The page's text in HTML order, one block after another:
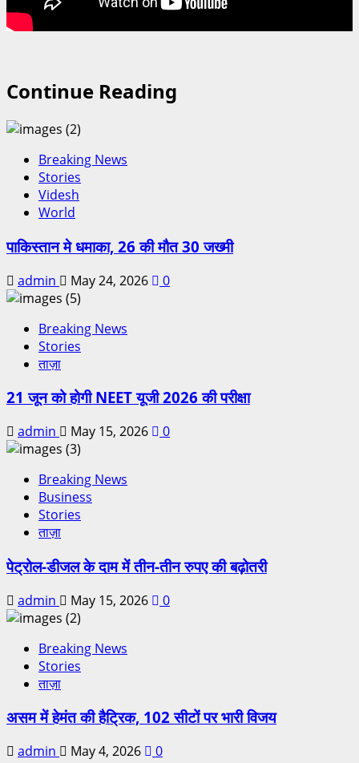
Continue Reading
Breaking News
Stories
Videsh
World
पाकिस्तान मे धमाका, 26 की मौत 30 जख्मी
admin May 24, 2026 0
Breaking News
Stories
ताज़ा
21 जून को होगी NEET यूजी 2026 की परीक्षा
admin May 15, 2026 0
Breaking News
Business
Stories
ताज़ा
पेट्रोल-डीजल के दाम में तीन-तीन रुपए की बढ़ोतरी
admin May 15, 2026 0
Breaking News
Stories
ताज़ा
असम में हेमंत की हैट्रिक, 102 सीटों पर भारी विजय
admin May 4, 2026 0